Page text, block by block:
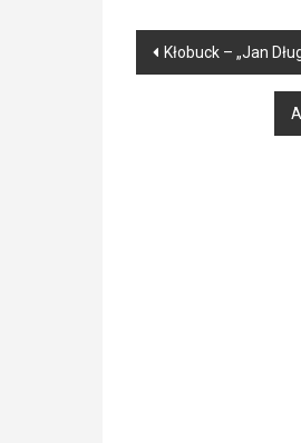
Post
navigation
Kłobuck – „Jan